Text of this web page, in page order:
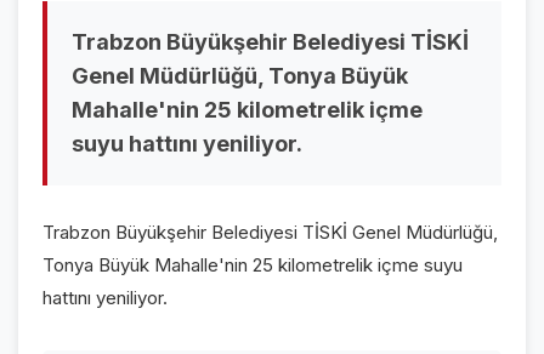
SON DAKİKA
VİDEO GALERİ
FOTO GALERİ
VİDEO GALERİ
Trabzon Büyükşehir Belediyesi TİSKİ
Genel Müdürlüğü, Tonya Büyük
Mahalle'nin 25 kilometrelik içme
suyu hattını yeniliyor.
Trabzon Büyükşehir Belediyesi TİSKİ Genel Müdürlüğü,
Tonya Büyük Mahalle'nin 25 kilometrelik içme suyu
hattını yeniliyor.